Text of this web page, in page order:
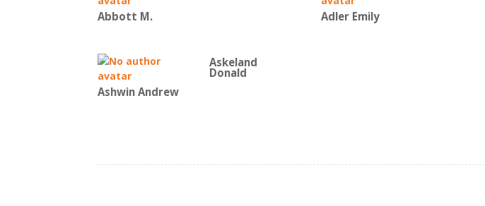
Abbott M. Adler Emily
Ashwin Andrew
Askeland
Donald